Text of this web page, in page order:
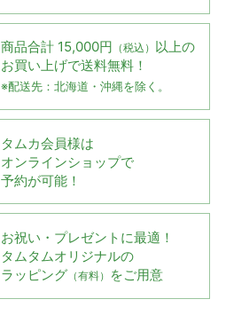
商品合計 15,000円 （税込） 以上の
お買い上げで送料無料！
※配送先：北海道・沖縄を除く。
タムカ会員様は
オンラインショップで
予約が可能！
お祝い・プレゼントに最適！
タムタムオリジナルの
ラッピング （有料） をご用意